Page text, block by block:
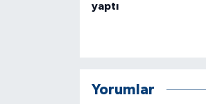
yaptı
Yorumlar